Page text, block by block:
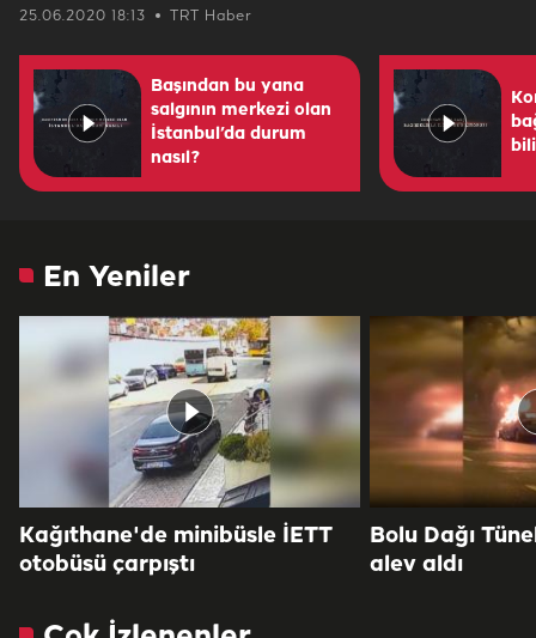
25.06.2020 18:13 TRT Haber
Başından bu yana
salgının merkezi olan
İstanbul’da durum
nasıl?
En Yeniler
Kağıthane'de minibüsle İETT
otobüsü çarpıştı
Bolu Dağı
alev aldı